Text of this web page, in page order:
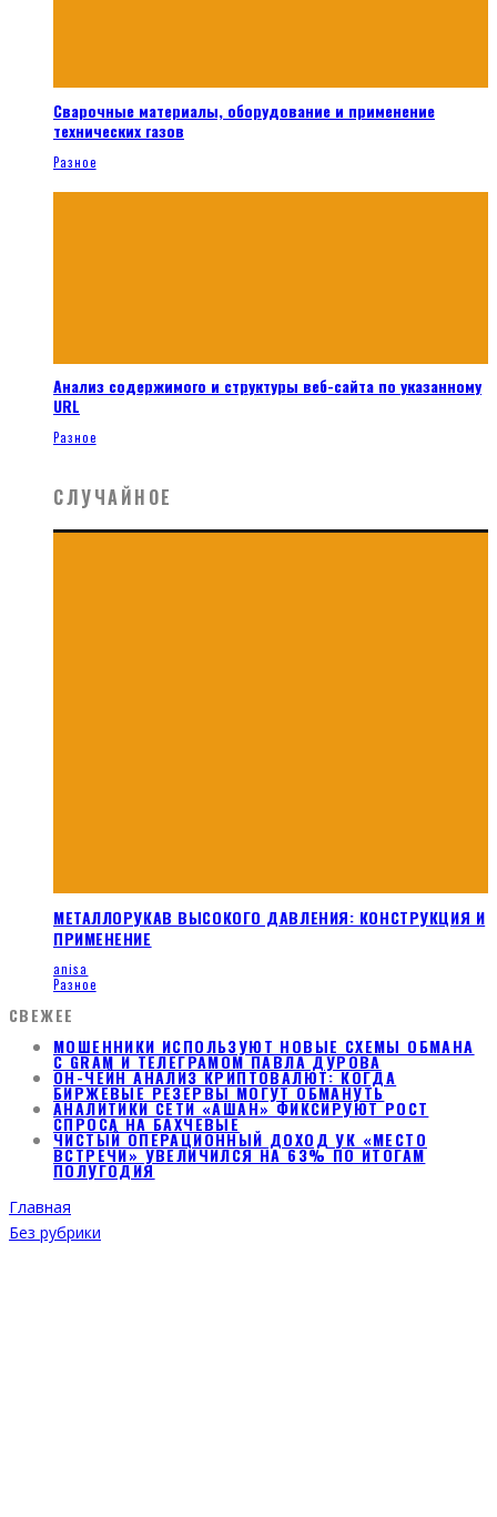
Сварочные материалы, оборудование и применение
технических газов
Разное
Анализ содержимого и структуры веб-сайта по указанному
URL
Разное
СЛУЧАЙНОЕ
МЕТАЛЛОРУКАВ ВЫСОКОГО ДАВЛЕНИЯ: КОНСТРУКЦИЯ И
ПРИМЕНЕНИЕ
anisa
Разное
СВЕЖЕЕ
МОШЕННИКИ ИСПОЛЬЗУЮТ НОВЫЕ СХЕМЫ ОБМАНА
С GRAM И ТЕЛЕГРАМОМ ПАВЛА ДУРОВА
ОН-ЧЕЙН АНАЛИЗ КРИПТОВАЛЮТ: КОГДА
БИРЖЕВЫЕ РЕЗЕРВЫ МОГУТ ОБМАНУТЬ
АНАЛИТИКИ СЕТИ «АШАН» ФИКСИРУЮТ РОСТ
СПРОСА НА БАХЧЕВЫЕ
ЧИСТЫЙ ОПЕРАЦИОННЫЙ ДОХОД УК «МЕСТО
ВСТРЕЧИ» УВЕЛИЧИЛСЯ НА 63% ПО ИТОГАМ
ПОЛУГОДИЯ
Главная
Без рубрики